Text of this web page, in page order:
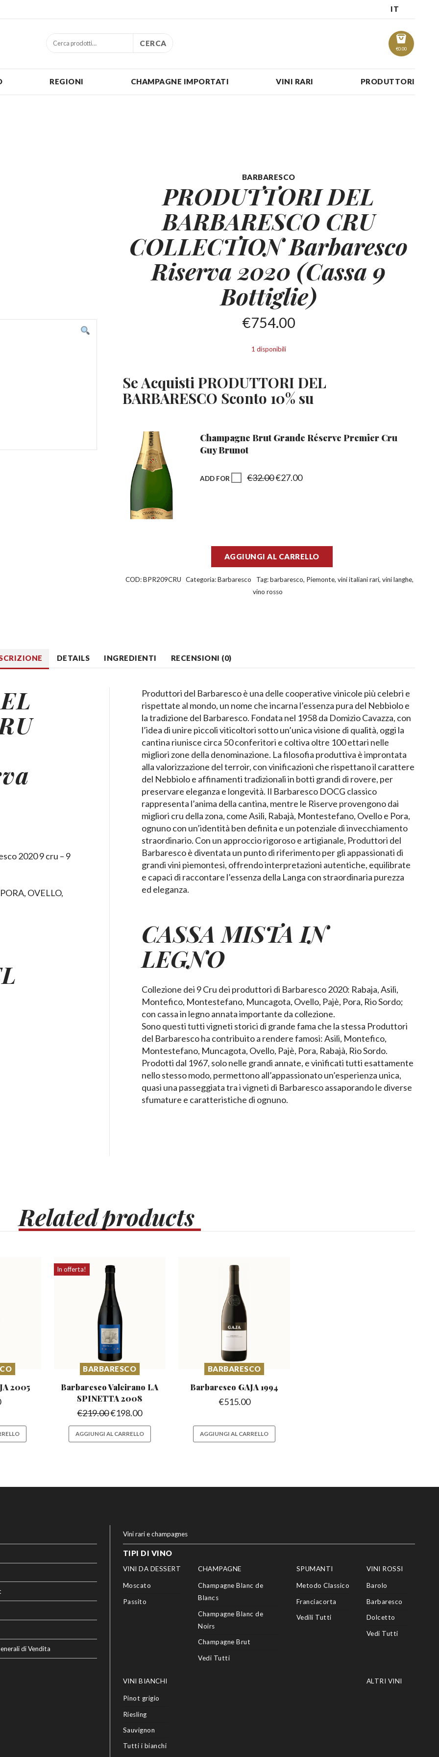
IT
€0.00
CERCA
REGIONI CHAMPAGNE IMPORTATI VINI RARI PRODUTTORI
BARBARESCO
PRODUTTORI DEL
BARBARESCO CRU
COLLECTION Barbaresco
Riserva 2020 (Cassa 9
Bottiglie)
€754.00
1 disponibili
Se Acquisti PRODUTTORI DEL
BARBARESCO Sconto 10% su
Champagne Brut Grande Réserve Premier Cru
Guy Brunot
ADD FOR €32.00€27.00
AGGIUNGI AL CARRELLO
COD:BPR209CRU Categoria:Barbaresco Tag:barbaresco, Piemonte, vini italiani rari, vini langhe,
vino rosso
DETAILS INGREDIENTI RECENSIONI (0)
2020 9 cru – 9
OVELLO,
Produttori del Barbaresco è una delle cooperative vinicole più celebri e
rispettate al mondo, un nome che incarna l’essenza pura del Nebbiolo e
la tradizione del Barbaresco. Fondata nel 1958 da Domizio Cavazza, con
l’idea di unire piccoli viticoltori sotto un’unica visione di qualità, oggi la
cantina riunisce circa 50 conferitori e coltiva oltre 100 ettari nelle
migliori zone della denominazione. La filosofia produttiva è improntata
alla valorizzazione del terroir, con vinificazioni che rispettano il carattere
del Nebbiolo e affinamenti tradizionali in botti grandi di rovere, per
preservare eleganza e longevità. Il Barbaresco DOCG classico
rappresenta l’anima della cantina, mentre le Riserve provengono dai
migliori cru della zona, come Asili, Rabajà, Montestefano, Ovello e Pora,
ognuno con un’identità ben definita e un potenziale di invecchiamento
straordinario. Con un approccio rigoroso e artigianale, Produttori del
Barbaresco è diventata un punto di riferimento per gli appassionati di
grandi vini piemontesi, offrendo interpretazioni autentiche, equilibrate
e capaci di raccontare l’essenza della Langa con straordinaria purezza
ed eleganza.
CASSA MISTA IN
LEGNO
Collezione dei 9 Cru dei produttori di Barbaresco 2020: Rabaja, Asili,
Montefico, Montestefano, Muncagota, Ovello, Pajè, Pora, Rio Sordo;
con cassa in legno annata importante da collezione.
Sono questi tutti vigneti storici di grande fama che la stessa Produttori
del Barbaresco ha contribuito a rendere famosi: Asili, Montefico,
Montestefano, Muncagota, Ovello, Pajè, Pora, Rabajà, Rio Sordo.
Prodotti dal 1967, solo nelle grandi annate, e vinificati tutti esattamente
nello stesso modo, permettono all’appassionato un’esperienza unica,
quasi una passeggiata tra i vigneti di Barbaresco assaporando le diverse
sfumature e caratteristiche di ognuno.
Relatedproducts
2005
In offerta!
BARBARESCO
Barbaresco Valeirano LA
SPINETTA 2008
€219.00€198.00
AGGIUNGI AL CARRELLO
BARBARESCO
Barbaresco GAJA 1994
€515.00
AGGIUNGI AL CARRELLO
di Vendita
Vini rari e champagnes
TIPI DI VINO
VINI DA DESSERT
Moscato
Passito
CHAMPAGNE
Champagne Blanc de
Blancs
Champagne Blanc de
Noirs
Champagne Brut
Vedi Tutti
SPUMANTI
Metodo Classico
Franciacorta
Vedili Tutti
VINI ROSSI
Barolo
Barbaresco
Dolcetto
Vedi Tutti
VINI BIANCHI
Pinot grigio
Riesling
Sauvignon
Tutti i bianchi
ALTRI VINI